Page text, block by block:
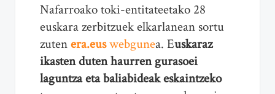
Nafarroako toki-entitateetako 28
euskara zerbitzuek elkarlanean sortu
zutenera.euswebgunea. Euskaraz
ikasten duten haurren gurasoei
laguntza eta baliabideak eskaintzeko